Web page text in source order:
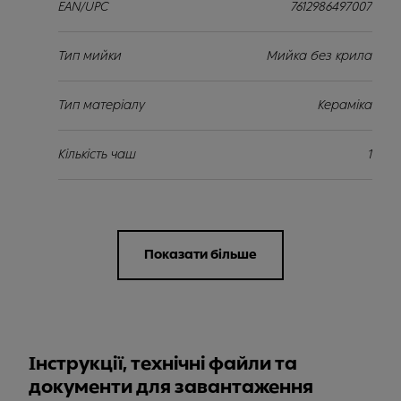
EAN/UPC 7612986497007
Тип мийки Мийка без крила
Тип матеріалу Кераміка
Кількість чаш 1
Показати більше
Інструкції, технічні файли та
документи для завантаження